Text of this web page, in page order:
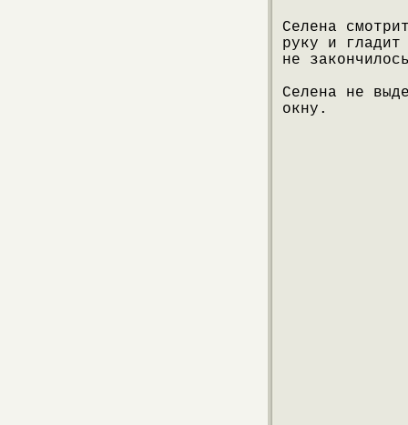
Селена
руку и гладит
не
Селена не
окну.